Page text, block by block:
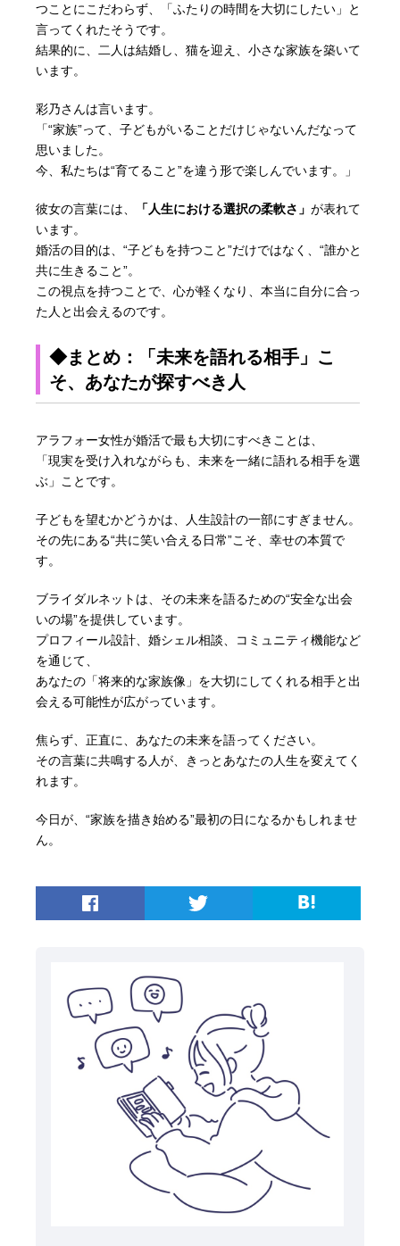
つことにこだわらず、「ふたりの時間を大切にしたい」と
言ってくれたそうです。
結果的に、二人は結婚し、猫を迎え、小さな家族を築いて
います。
彩乃さんは言います。
「“家族”って、子どもがいることだけじゃないんだなって
思いました。
今、私たちは“育てること”を違う形で楽しんでいます。」
彼女の言葉には、 「人生における選択の柔軟さ」が表れて
います。
婚活の目的は、“子どもを持つこと”だけではなく、“誰かと
共に生きること”。
この視点を持つことで、心が軽くなり、本当に自分に合っ
た人と出会えるのです。
◆まとめ：「未来を語れる相手」こ
そ、あなたが探すべき人
アラフォー女性が婚活で最も大切にすべきことは、
「現実を受け入れながらも、未来を一緒に語れる相手を選
ぶ」ことです。
子どもを望むかどうかは、人生設計の一部にすぎません。
その先にある“共に笑い合える日常”こそ、幸せの本質で
す。
ブライダルネットは、その未来を語るための“安全な出会
いの場”を提供しています。
プロフィール設計、婚シェル相談、コミュニティ機能など
を通じて、
あなたの「将来的な家族像」を大切にしてくれる相手と出
会える可能性が広がっています。
焦らず、正直に、あなたの未来を語ってください。
その言葉に共鳴する人が、きっとあなたの人生を変えてく
れます。
今日が、“家族を描き始める”最初の日になるかもしれませ
ん。